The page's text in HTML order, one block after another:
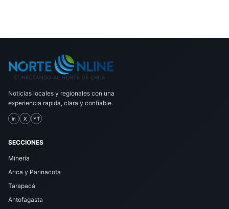
Noticias locales y regionales con una
experiencia rapida, clara y confiable.
in X YT
SECCIONES
Minería
Arica y Parinacota
Tarapacá
Antofagasta